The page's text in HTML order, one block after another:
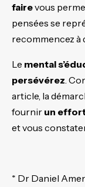
fairevous
pensées se
recommencez à
Le mental
persévérez .
article, la
fournir un
et vous
* Dr Daniel